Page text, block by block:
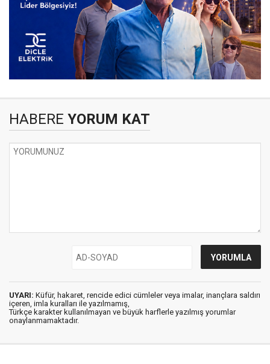
HABERE YORUM KAT
UYARI: Küfür, hakaret, rencide edici cümleler veya imalar, inançlara saldırı
içeren, imla kuralları ile yazılmamış,
Türkçe karakter kullanılmayan ve büyük harflerle yazılmış yorumlar
onaylanmamaktadır.